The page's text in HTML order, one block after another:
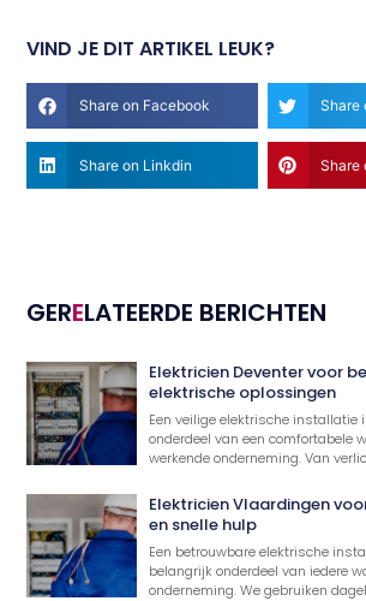
VIND JE DIT ARTIKEL LEUK?
Share on Facebook Share
Share on Linkdin Share
GERELATEERDE BERICHTEN
Elektricien Deventer voor
elektrische oplossingen
Een veilige elektrische installatie
onderdeel van een comfortabele
werkende onderneming. Van
Elektricien Vlaardingen
en snelle hulp
Een betrouwbare elektrische
belangrijk onderdeel van iedere
onderneming. We gebruiken